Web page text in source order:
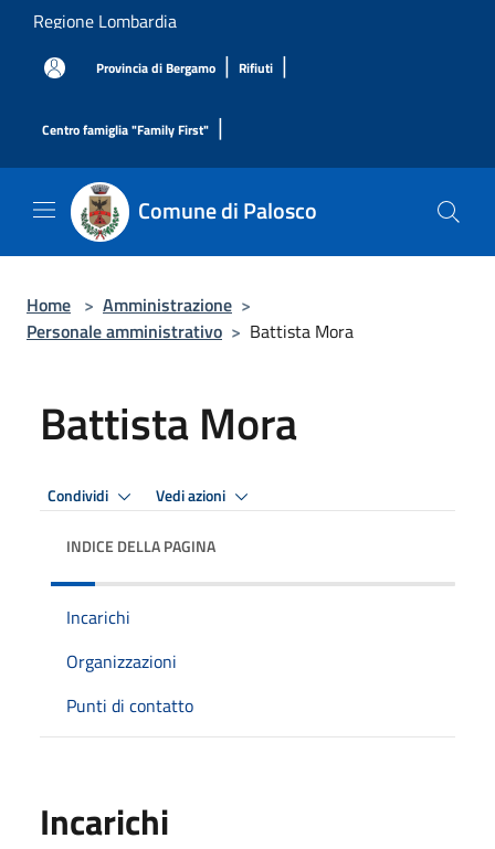
Salta al contenuto principale
Regione Lombardia
Provincia di Bergamo | Rifiuti |
Centro famiglia "Family First" |
Comune di Palosco
Home > Amministrazione >
Personale amministrativo > Battista Mora
Battista Mora
Condividi Vedi azioni
INDICE DELLA PAGINA
Incarichi
Organizzazioni
Punti di contatto
Incarichi